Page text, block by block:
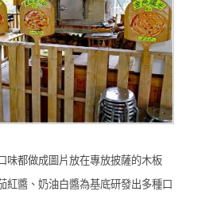
味都做成圖片放在專放披薩的木板
紅醬、奶油白醬為基底研發出多種口